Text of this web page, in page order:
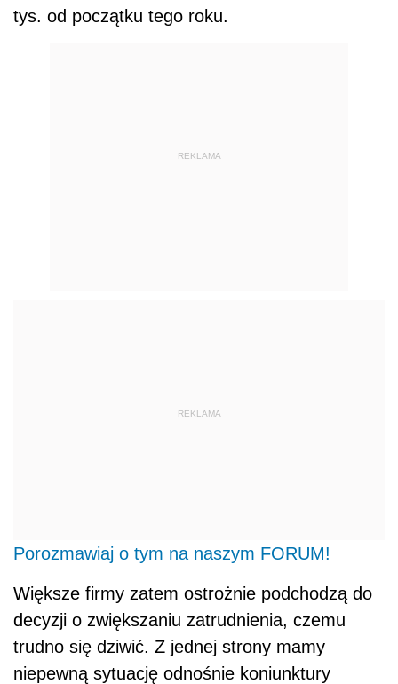
tys. od początku tego roku.
REKLAMA
REKLAMA
Porozmawiaj o tym na naszym FORUM!
Większe firmy zatem ostrożnie podchodzą do
decyzji o zwiększaniu zatrudnienia, czemu
trudno się dziwić. Z jednej strony mamy
niepewną sytuację odnośnie koniunktury